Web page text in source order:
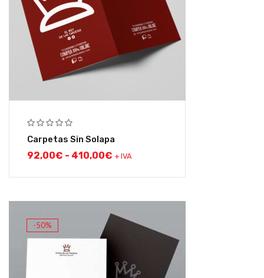
Carpetas Sin Solapa
92,00€ - 410,00€ + IVA
-50%